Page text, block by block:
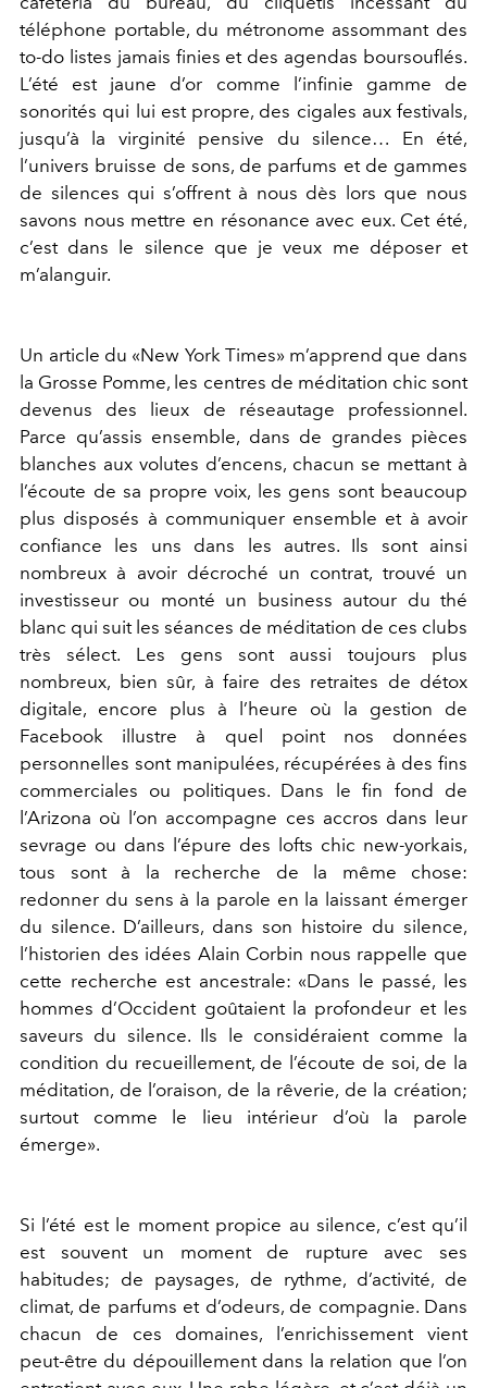
téléphone portable, du métronome assommant des
to-do listes jamais finies et des agendas boursouflés.
L’été est jaune d’or comme l’infinie gamme de
sonorités qui lui est propre, des cigales aux festivals,
jusqu’à la virginité pensive du silence… En été,
l’univers bruisse de sons, de parfums et de gammes
de silences qui s’offrent à nous dès lors que nous
savons nous mettre en résonance avec eux. Cet été,
c’est dans le silence que je veux me déposer et
m’alanguir.
Un article du «New York Times» m’apprend que dans
la Grosse Pomme, les centres de méditation chic sont
devenus des lieux de réseautage professionnel.
Parce qu’assis ensemble, dans de grandes pièces
blanches aux volutes d’encens, chacun se mettant à
l’écoute de sa propre voix, les gens sont beaucoup
plus disposés à communiquer ensemble et à avoir
confiance les uns dans les autres. Ils sont ainsi
nombreux à avoir décroché un contrat, trouvé un
investisseur ou monté un business autour du thé
blanc qui suit les séances de méditation de ces clubs
très sélect. Les gens sont aussi toujours plus
nombreux, bien sûr, à faire des retraites de détox
digitale, encore plus à l’heure où la gestion de
Facebook illustre à quel point nos données
personnelles sont manipulées, récupérées à des fins
commerciales ou politiques. Dans le fin fond de
l’Arizona où l’on accompagne ces accros dans leur
sevrage ou dans l’épure des lofts chic new-yorkais,
tous sont à la recherche de la même chose:
redonner du sens à la parole en la laissant émerger
du silence. D’ailleurs, dans son histoire du silence,
l’historien des idées Alain Corbin nous rappelle que
cette recherche est ancestrale: «Dans le passé, les
hommes d’Occident goûtaient la profondeur et les
saveurs du silence. Ils le considéraient comme la
condition du recueillement, de l’écoute de soi, de la
méditation, de l’oraison, de la rêverie, de la création;
surtout comme le lieu intérieur d’où la parole
émerge».
Si l’été est le moment propice au silence, c’est qu’il
est souvent un moment de rupture avec ses
habitudes; de paysages, de rythme, d’activité, de
climat, de parfums et d’odeurs, de compagnie. Dans
chacun de ces domaines, l’enrichissement vient
peut-être du dépouillement dans la relation que l’on